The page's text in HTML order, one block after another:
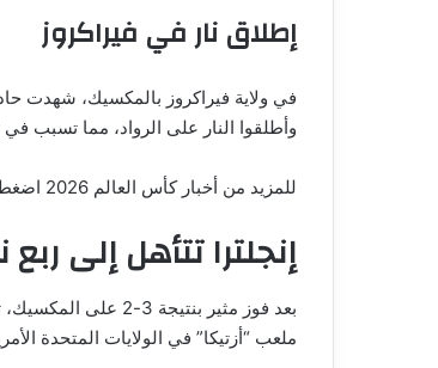
إطلاق نار في فيراكروز
في ولاية فيراكروز بالمكسيك، شهدت
وأطلقوا النار على الرواد، مما تسبب
للمزيد من أخبار كأس العالم 2026 اضغط
إنجلترا تتأهل إلى
ملعب “أزتيكا” في الولايات المتحدة